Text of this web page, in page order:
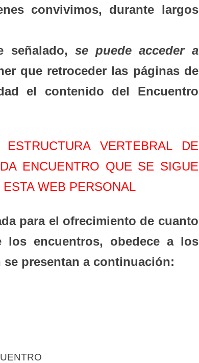
convivimos, durante largos
señalado, se puede acceder a
que retroceder las páginas de
el contenido del Encuentro
ESTRUCTURA VERTEBRAL DE
ENCUENTRO QUE SE SIGUE
ESTA WEB PERSONAL
para el ofrecimiento de cuanto
encuentros, obedece a los
presentan a continuación: